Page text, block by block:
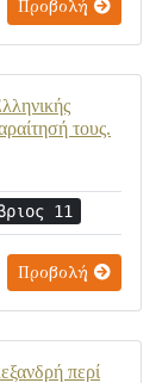
Προβολή
τους.
11
Προβολή
περί